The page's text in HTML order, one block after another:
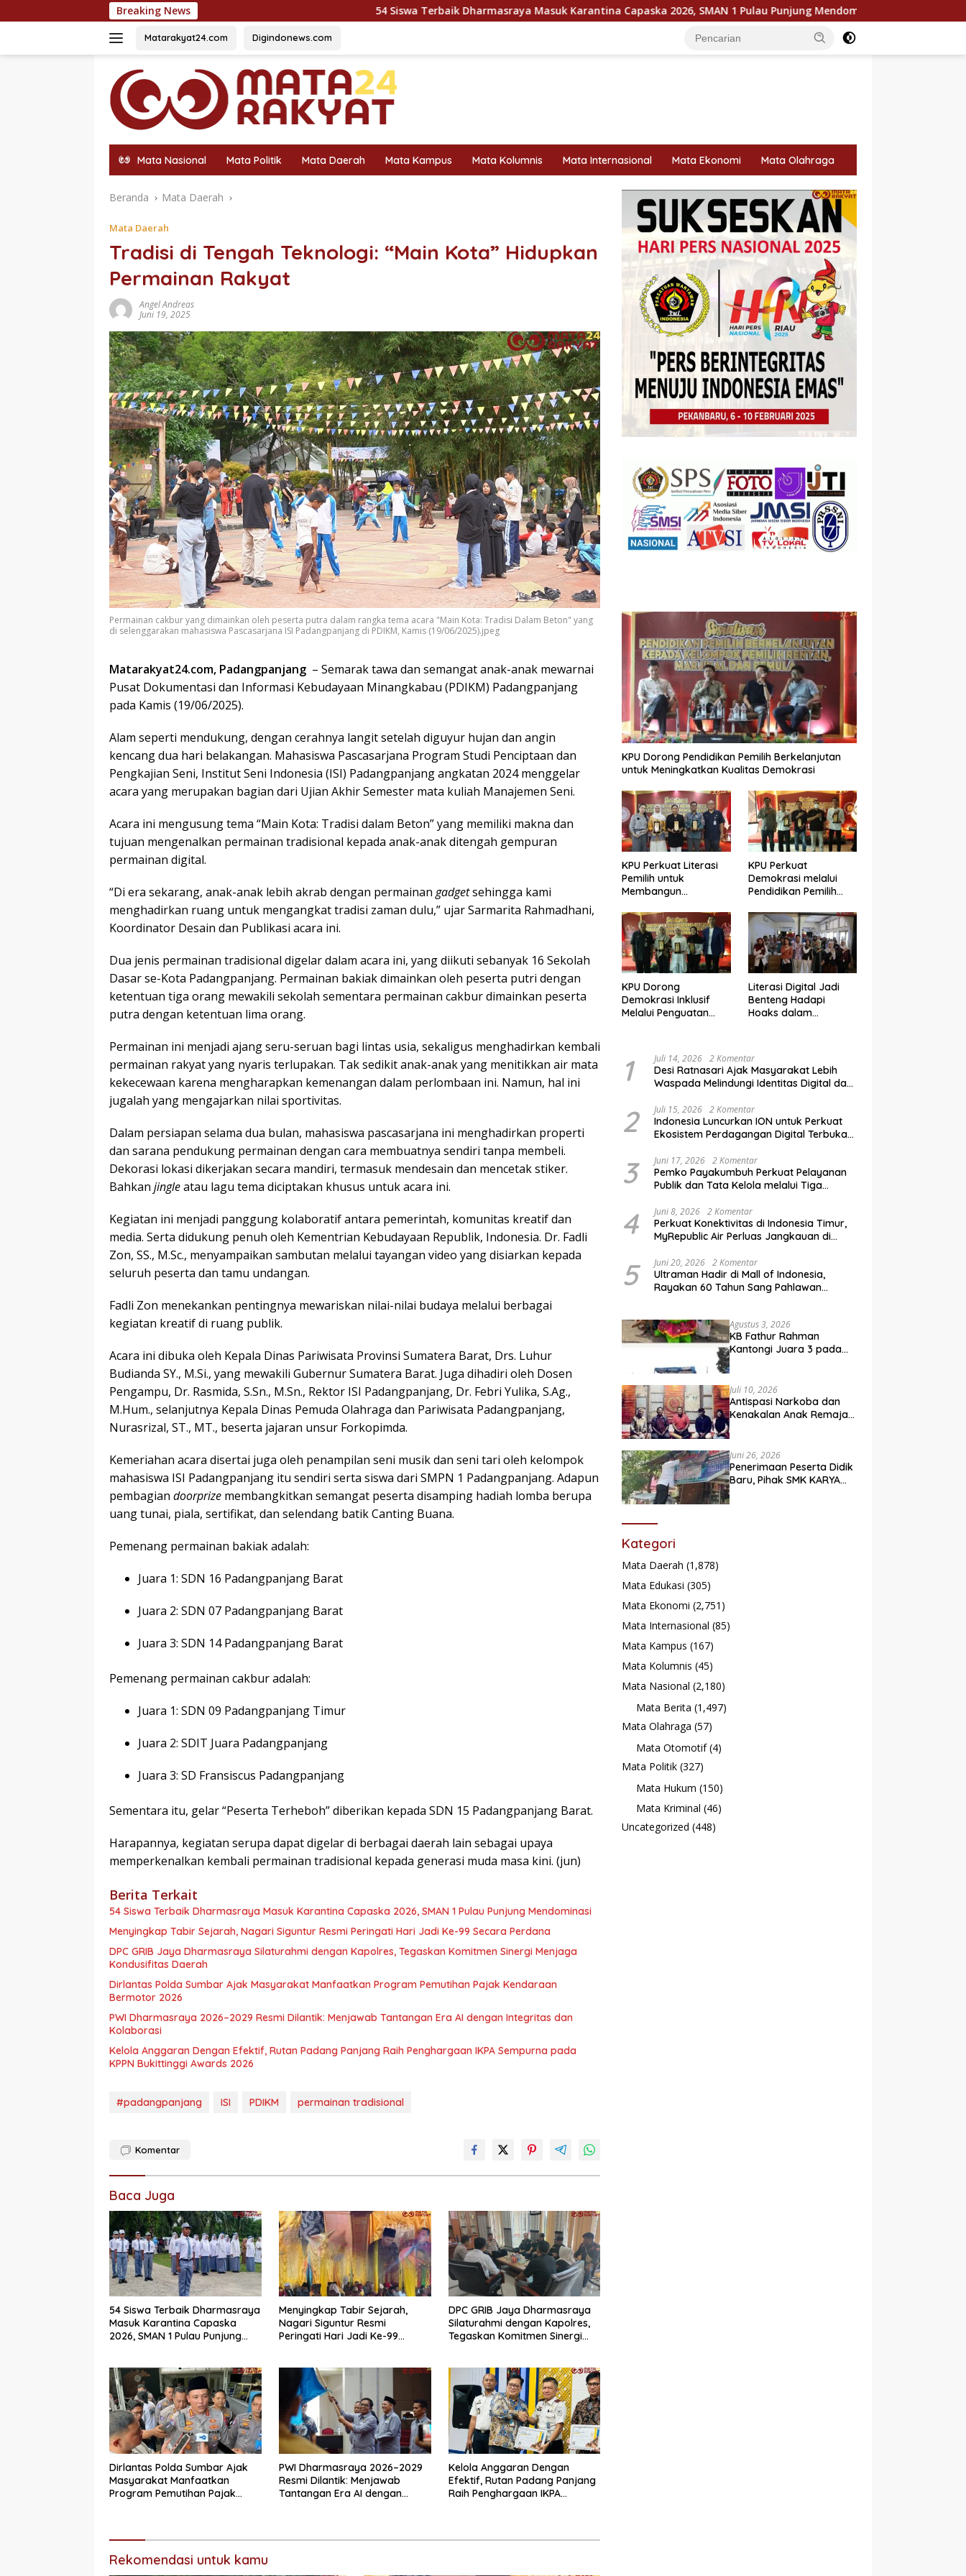
ke
Breaking News 54 Siswa Terbaik Dharmasraya Masuk Karantina Capaska 2026, SMAN 1 Pulau Punjung Mendominasi KPU Dorong Pemilih Cerdas,
Matarakyat24.com Digindonews.com
Mata Nasional Mata Politik Mata Daerah Mata Kampus Mata Kolumnis Mata Internasional Mata Ekonomi Mata Olahraga
Beranda Mata Daerah
Mata Daerah
Tradisi di Tengah Teknologi: “Main Kota” Hidupkan
Permainan Rakyat
Angel Andreas
Juni 19, 2025
Permainan cakbur yang dimainkan oleh peserta putra dalam rangka tema acara "Main Kota: Tradisi Dalam Beton" yang
di selenggarakan mahasiswa Pascasarjana ISI Padangpanjang di PDIKM, Kamis (19/06/2025).jpeg
Matarakyat24.com, Padangpanjang – Semarak tawa dan semangat anak-anak mewarnai
Pusat Dokumentasi dan Informasi Kebudayaan Minangkabau (PDIKM) Padangpanjang
pada Kamis (19/06/2025).
Alam seperti mendukung, dengan cerahnya langit setelah diguyur hujan dan angin
kencang dua hari belakangan. Mahasiswa Pascasarjana Program Studi Penciptaan dan
Pengkajian Seni, Institut Seni Indonesia (ISI) Padangpanjang angkatan 2024 menggelar
acara yang merupakan bagian dari Ujian Akhir Semester mata kuliah Manajemen Seni.
Acara ini mengusung tema “Main Kota: Tradisi dalam Beton” yang memiliki makna dan
tujuan mengenalkan permainan tradisional kepada anak-anak ditengah gempuran
permainan digital.
“Di era sekarang, anak-anak lebih akrab dengan permainan gadgetsehingga kami
menghadirkan ruang untuk mengangkat tradisi zaman dulu,” ujar Sarmarita Rahmadhani,
Koordinator Desain dan Publikasi acara ini.
Dua jenis permainan tradisional digelar dalam acara ini, yang diikuti sebanyak 16 Sekolah
Dasar se-Kota Padangpanjang. Permainan bakiak dimainkan oleh peserta putri dengan
ketentuan tiga orang mewakili sekolah sementara permainan cakbur dimainkan peserta
putra dengan ketentuan lima orang.
Permainan ini menjadi ajang seru-seruan bagi lintas usia, sekaligus menghadirkan kembali
permainan rakyat yang nyaris terlupakan. Tak sedikit anak-anak yang menitikkan air mata
kekecewaan karena mengharapkan kemenangan dalam perlombaan ini. Namun, hal ini
jugalah yang mengajarkan nilai sportivitas.
Dalam persiapan selama dua bulan, mahasiswa pascasarjana ini menghadirkan properti
dan sarana pendukung permainan dengan cara membuatnya sendiri tanpa membeli.
Dekorasi lokasi dikerjakan secara mandiri, termasuk mendesain dan mencetak stiker.
Bahkan jingleatau lagu tema diciptakan khusus untuk acara ini.
Kegiatan ini menjadi panggung kolaboratif antara pemerintah, komunitas kreatif dan
media. Serta didukung penuh oleh Kementrian Kebudayaan Republik, Indonesia. Dr. Fadli
Zon, SS., M.Sc., menyampaikan sambutan melalui tayangan video yang disiarkan kepada
seluruh peserta dan tamu undangan.
Fadli Zon menekankan pentingnya mewariskan nilai-nilai budaya melalui berbagai
kegiatan kreatif di ruang publik.
Acara ini dibuka oleh Kepala Dinas Pariwisata Provinsi Sumatera Barat, Drs. Luhur
Budianda SY., M.Si., yang mewakili Gubernur Sumatera Barat. Juga dihadiri oleh Dosen
Pengampu, Dr. Rasmida, S.Sn., M.Sn., Rektor ISI Padangpanjang, Dr. Febri Yulika, S.Ag.,
M.Hum., selanjutnya Kepala Dinas Pemuda Olahraga dan Pariwisata Padangpanjang,
Nurasrizal, ST., MT., beserta jajaran unsur Forkopimda.
Kemeriahan acara disertai juga oleh penampilan seni musik dan seni tari oleh kelompok
mahasiswa ISI Padangpanjang itu sendiri serta siswa dari SMPN 1 Padangpanjang. Adapun
pembagian doorprize membangkitkan semangat peserta disamping hadiah lomba berupa
uang tunai, piala, sertifikat, dan selendang batik Canting Buana.
Pemenang permainan bakiak adalah:
Juara 1: SDN 16 Padangpanjang Barat
Juara 2: SDN 07 Padangpanjang Barat
Juara 3: SDN 14 Padangpanjang Barat
Pemenang permainan cakbur adalah:
Juara 1: SDN 09 Padangpanjang Timur
Juara 2: SDIT Juara Padangpanjang
Juara 3: SD Fransiscus Padangpanjang
Sementara itu, gelar “Peserta Terheboh” diberikan kepada SDN 15 Padangpanjang Barat.
Harapannya, kegiatan serupa dapat digelar di berbagai daerah lain sebagai upaya
memperkenalkan kembali permainan tradisional kepada generasi muda masa kini. (jun)
Berita Terkait
54 Siswa Terbaik Dharmasraya Masuk Karantina Capaska 2026, SMAN 1 Pulau Punjung Mendominasi
Menyingkap Tabir Sejarah, Nagari Siguntur Resmi Peringati Hari Jadi Ke-99 Secara Perdana
DPC GRIB Jaya Dharmasraya Silaturahmi dengan Kapolres, Tegaskan Komitmen Sinergi Menjaga
Kondusifitas Daerah
Dirlantas Polda Sumbar Ajak Masyarakat Manfaatkan Program Pemutihan Pajak Kendaraan
Bermotor 2026
PWI Dharmasraya 2026–2029 Resmi Dilantik: Menjawab Tantangan Era AI dengan Integritas dan
Kolaborasi
Kelola Anggaran Dengan Efektif, Rutan Padang Panjang Raih Penghargaan IKPA Sempurna pada
KPPN Bukittinggi Awards 2026
#padangpanjang ISI PDIKM permainan tradisional
Komentar
Baca Juga
54 Siswa Terbaik Dharmasraya
Masuk Karantina Capaska
2026, SMAN 1 Pulau Punjung
Menyingkap Tabir Sejarah,
Nagari Siguntur Resmi
Peringati Hari Jadi Ke-99
DPC GRIB Jaya Dharmasraya
Silaturahmi dengan Kapolres,
Tegaskan Komitmen Sinergi
Dirlantas Polda Sumbar Ajak
Masyarakat Manfaatkan
Program Pemutihan Pajak
PWI Dharmasraya 2026–2029
Resmi Dilantik: Menjawab
Tantangan Era AI dengan
Kelola Anggaran Dengan
Efektif, Rutan Padang Panjang
Raih Penghargaan IKPA
Rekomendasi untuk kamu
KPU Dorong Pendidikan Pemilih Berkelanjutan
untuk Meningkatkan Kualitas Demokrasi
KPU Perkuat Literasi
Pemilih untuk
Membangun
Berkualitas
KPU Perkuat
Demokrasi melalui
Pendidikan Pemilih
Kelompok Rentan,
Marjinal, dan Pemula
KPU Dorong
Demokrasi Inklusif
Melalui Penguatan
Literasi Digital Jadi
Benteng Hadapi
Hoaks dalam
1 Juli 14, 2026 2 Komentar
Desi Ratnasari Ajak Masyarakat Lebih
Waspada Melindungi Identitas Digital dan
2 Juli 15, 2026 2 Komentar
Indonesia Luncurkan ION untuk Perkuat
Ekosistem Perdagangan Digital Terbuka
3 Juni 17, 2026 2 Komentar
Pemko Payakumbuh Perkuat Pelayanan
Publik dan Tata Kelola melalui Tiga
4 Juni 8, 2026 2 Komentar
Perkuat Konektivitas di Indonesia Timur,
MyRepublic Air Perluas Jangkauan di
5 Juni 20, 2026 2 Komentar
Ultraman Hadir di Mall of Indonesia,
Rayakan 60 Tahun Sang Pahlawan
Agustus 3, 2026
KB Fathur Rahman
Kantongi Juara 3 pada
Juli 10, 2026
Antispasi Narkoba dan
Kenakalan Anak Remaja,
Surau
Juni 26, 2026
Penerimaan Peserta Didik
Baru, Pihak SMK KARYA
Kategori
Mata Daerah (1,878)
Mata Edukasi (305)
Mata Ekonomi (2,751)
Mata Internasional (85)
Mata Kampus (167)
Mata Kolumnis (45)
Mata Nasional (2,180)
Mata Berita (1,497)
Mata Olahraga (57)
Mata Otomotif(4)
Mata Politik (327)
Mata Hukum (150)
Mata Kriminal (46)
Uncategorized (448)